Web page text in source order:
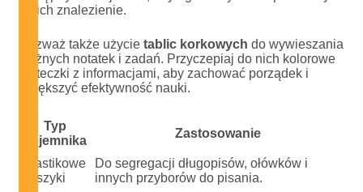
na ich znalezienie.
Rozważ także użycie tablic korkowych do wywieszania
ważnych notatek i zadań. Przyczepiaj do nich kolorowe
karteczki z informacjami, aby zachować porządek i
zwiększyć efektywność nauki.
Typ
pojemnika
Zastosowanie
Plastikowe
koszyki
Do segregacji długopisów, ołówków i
innych przyborów do pisania.